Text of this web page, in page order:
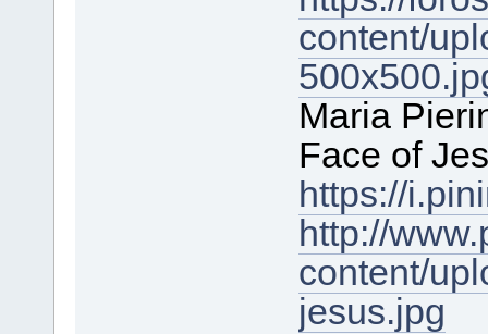
content/
Maria
Face of
https://
http://
content/
jesus.jpg